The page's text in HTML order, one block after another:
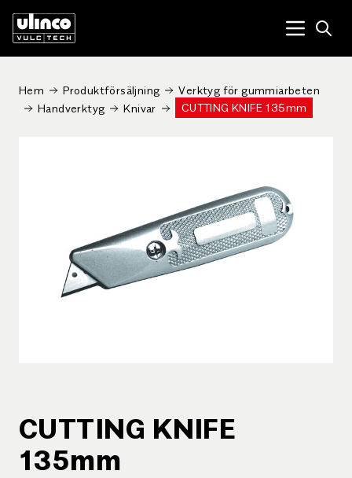
Menu
Hem Produktförsäljning
Verktyg för gummiarbeten
Handverktyg
Knivar CUTTING KNIFE 135mm
CUTTING KNIFE
135mm